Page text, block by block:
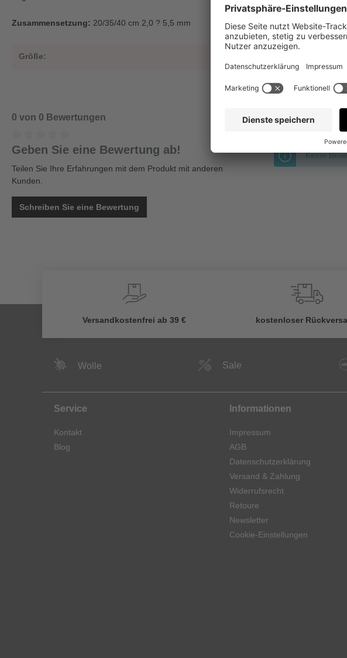
Zusammensetzung: 20/35/40 cm 2,0 ? 5,5 mm
Größe:
0 von 0 Bewertungen
Geben Sie eine Bewertung ab!
Teilen Sie Ihre Erfahrungen mit dem Produkt mit anderen
Kunden.
Schreiben Sie eine Bewertung
Bewertungen nur
Keine
Versandkostenfrei ab 39 € kostenloser
Wolle Sale
Service
Kontakt
Blog
Informationen
Impressum
AGB
Datenschutzerklärung
Versand & Zahlung
Widerrufsrecht
Retoure
Newsletter
Cookie-Einstellungen